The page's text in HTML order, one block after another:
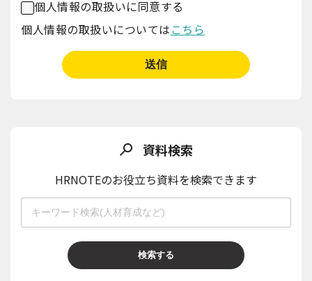
個人情報の取扱いに同意する
個人情報の取扱いについては こちら
資料検索
HRNOTEのお役立ち資料を検索できます